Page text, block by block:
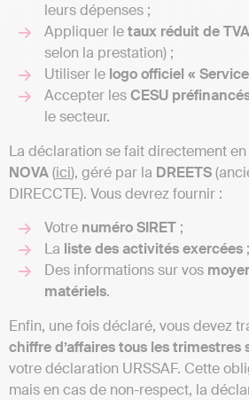
leurs dépenses ;
Appliquer letaux réduit de TVA
selon la prestation) ;
Utiliser le logo officiel «
Accepter lesCESU
le secteur.
La déclaration se fait directement
NOVA(ici), géré par la DREETS
DIRECCTE). Vous devrez fournir :
Votre numéro SIRET ;
La liste des activités exercées ;
Des informations sur vos
matériels.
Enfin, une fois déclaré, vous devez
chiffre d’affaires tous les trimestres
votre déclaration URSSAF. Cette
mais en cas de non-respect, la